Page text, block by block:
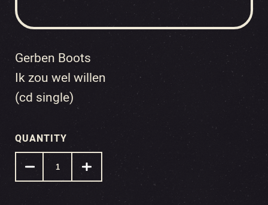
Gerben Boots
Ik zou wel willen
(cd single)
QUANTITY